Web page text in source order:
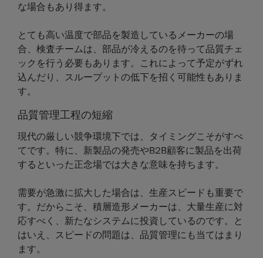
な場合もあり得ます。
とても高い温度で部品を製造しているメーカーの場
合、検査チームは、部品が冷えるのを待って品質チェ
ックを行う必要もあります。これによって予定がずれ
込んだり、スループットの低下を招く可能性もありま
す。
品質管理工程の短縮
現代の厳しい競争環境下では、タイミングこそがすべ
てです。特に、新製品の発売やB2B顧客に製品を出荷
するといった正念場では大きな意味を持ちます。
需要が急激に拡大した場合は、生産スピードも重要で
す。だからこそ、積層造形メーカーは、大量生産に対
応すべく、新たなシステムに投資しているのです。と
はいえ、スピードの問題は、品質管理にも当てはまり
ます。